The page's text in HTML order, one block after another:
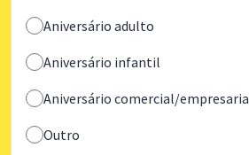
Aniversário adulto
Aniversário infantil
Aniversário comercial/
Outro